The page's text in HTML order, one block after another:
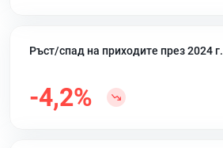
Ръст/спад на приходите през 2024 г.
-4,2%